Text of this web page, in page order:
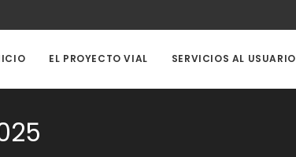
EL PROYECTO VIAL SERVICIOS AL USUARIO